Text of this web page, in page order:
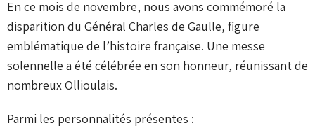
En ce mois de novembre, nous avons commémoré la
disparition du Général Charles de Gaulle, figure
emblématique de l’histoire française. Une messe
solennelle a été célébrée en son honneur, réunissant de
nombreux Ollioulais.
Parmi les personnalités présentes :